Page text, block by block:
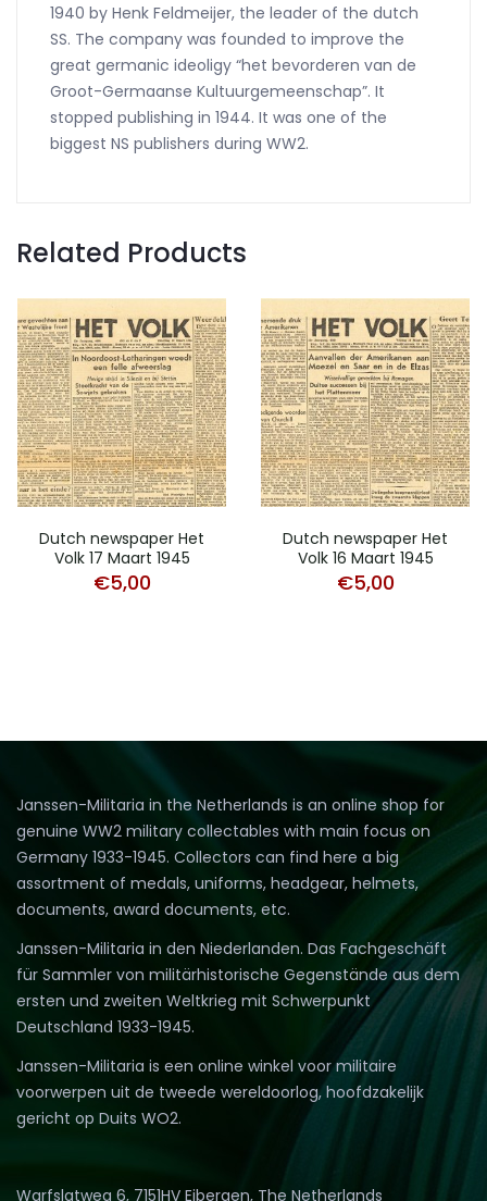
1940 by Henk Feldmeijer, the leader of the dutch
SS. The company was founded to improve the
great germanic ideoligy “het bevorderen van de
Groot-Germaanse Kultuurgemeenschap”. It
stopped publishing in 1944. It was one of the
biggest NS publishers during WW2.
Related Products
Dutch newspaper Het
Volk 17 Maart 1945
€5,00
Dutch newspaper Het
Volk 16 Maart 1945
€5,00
Janssen-Militaria in the Netherlands is an online shop for
genuine WW2 military collectables with main focus on
Germany 1933-1945. Collectors can find here a big
assortment of medals, uniforms, headgear, helmets,
documents, award documents, etc.
Janssen-Militaria in den Niederlanden. Das Fachgeschäft
für Sammler von militärhistorische Gegenstände aus dem
ersten und zweiten Weltkrieg mit Schwerpunkt
Deutschland 1933-1945.
Janssen-Militaria is een online winkel voor militaire
voorwerpen uit de tweede wereldoorlog, hoofdzakelijk
gericht op Duits WO2.
Warfslatweg 6, 7151HV Eibergen, The Netherlands